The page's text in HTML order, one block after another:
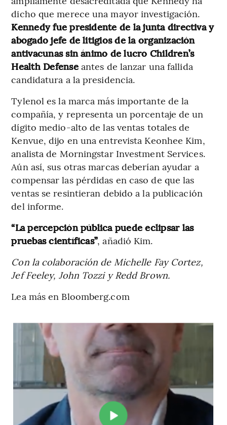
dicho que merece una mayor investigación.
Kennedy fue presidente de la junta directiva y
abogado jefe de litigios de la organización
antivacunas sin ánimo de lucro Children’s
Health Defense antes de lanzar una fallida
candidatura a la presidencia.
Tylenol es la marca más importante de la
compañía, y representa un porcentaje de un
dígito medio-alto de las ventas totales de
Kenvue, dijo en una entrevista Keonhee Kim,
analista de Morningstar Investment Services.
Aún así, sus otras marcas deberían ayudar a
compensar las pérdidas en caso de que las
ventas se resintieran debido a la publicación
del informe.
“La percepción pública puede eclipsar las
pruebas científicas”, añadió Kim.
Con la colaboración de Michelle Fay Cortez,
Jef Feeley, John Tozzi y Redd Brown.
Lea más en Bloomberg.com